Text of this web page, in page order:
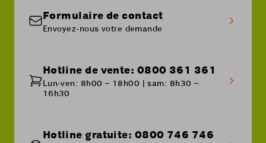
Formulaire de contact
Envoyez-nous votre demande
Hotline de vente: 0800 361 361
Lun-ven: 8h00 – 18h00 | sam: 8h30 –
16h30
Hotline gratuite: 0800 746 746